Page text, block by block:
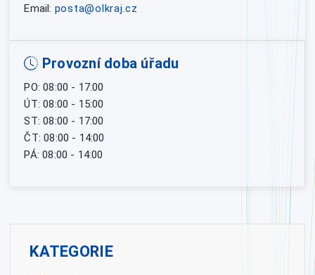
Email: posta@olkraj.cz
Provozní doba úřadu
PO: 08:00 - 17:00
ÚT: 08:00 - 15:00
ST: 08:00 - 17:00
ČT: 08:00 - 14:00
PÁ: 08:00 - 14:00
KATEGORIE